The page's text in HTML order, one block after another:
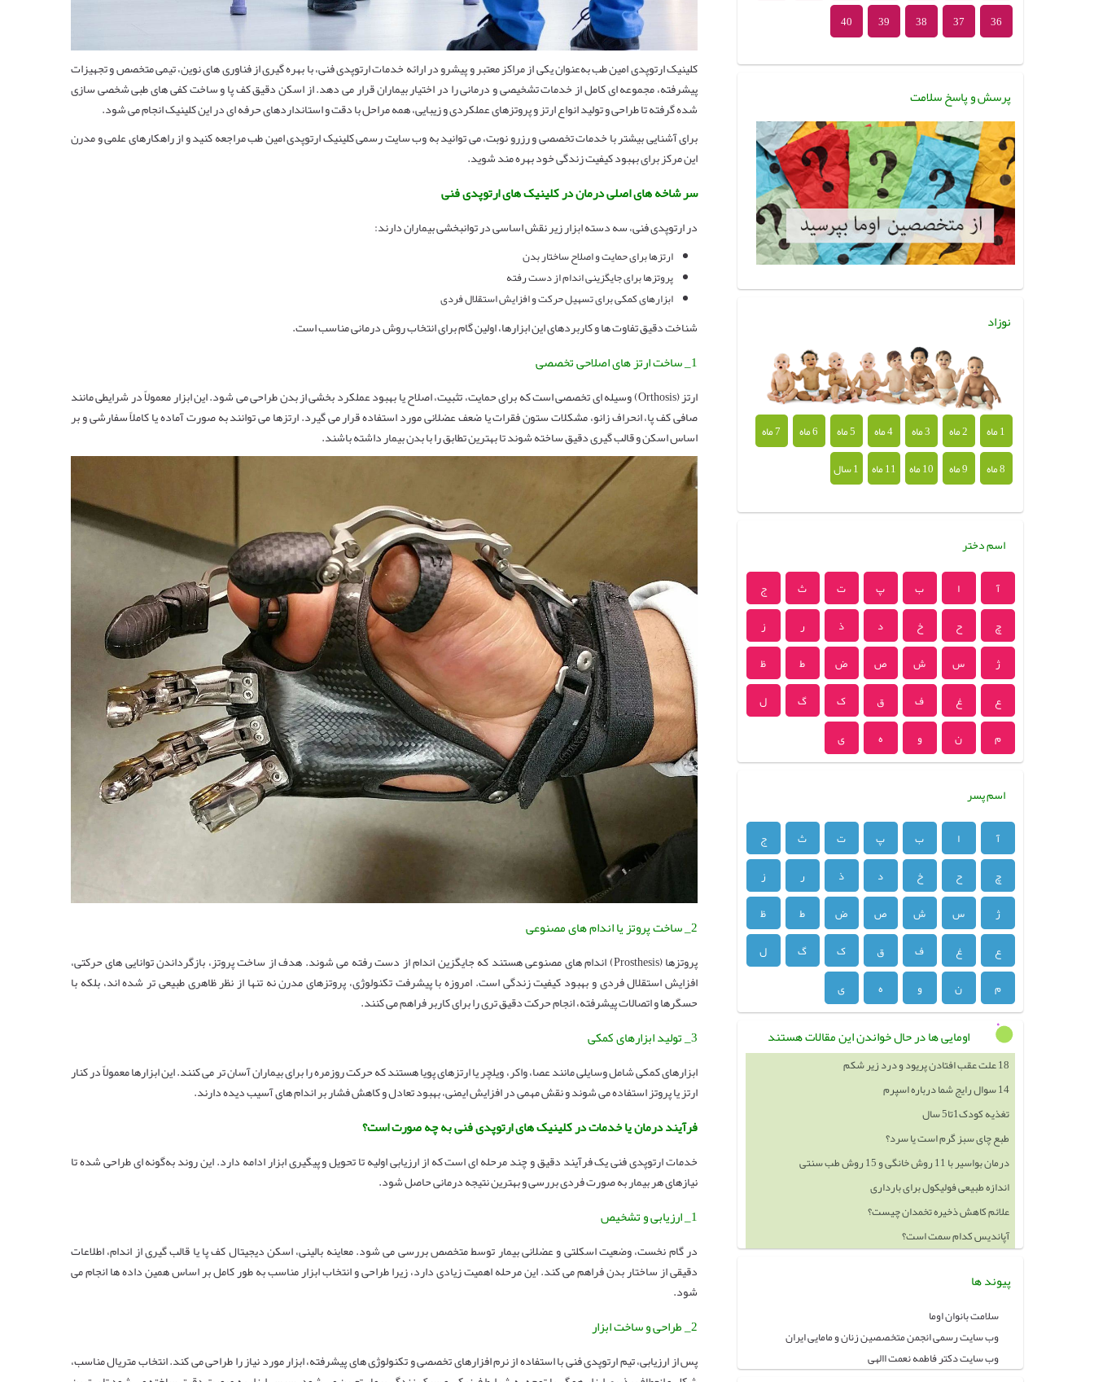
کلینیک ارتوپدی امین طب به‌عنوان یکی از مراکز معتبر و پیشرو در ارائه خدمات ارتوپدی فنی، با بهره ‌گیری از فناوری ‌های نوین، تیمی متخصص و تجهیزات
پیشرفته، مجموعه ‌ای کامل از خدمات تشخیصی و درمانی را در اختیار بیماران قرار می ‌دهد. از اسکن دقیق کف پا و ساخت کفی ‌های طبی شخصی‌ سازی
‌شده گرفته تا طراحی و تولید انواع ارتز و پروتزهای عملکردی و زیبایی، همه مراحل با دقت و استانداردهای حرفه ‌ای در این کلینیک انجام می ‌شود.
برای آشنایی بیشتر با خدمات تخصصی و رزرو نوبت، می‌ توانید به وب ‌سایت رسمی کلینیک ارتوپدی امین طب مراجعه کنید و از راهکارهای علمی و مدرن
این مرکز برای بهبود کیفیت زندگی خود بهره‌ مند شوید.
سر شاخه های اصلی درمان در کلینیک های ارتوپدی فنی
در ارتوپدی فنی، سه دسته ابزار زیر نقش اساسی در توانبخشی بیماران دارند:
ارتزها برای حمایت و اصلاح ساختار بدن
پروتزها برای جایگزینی اندام از دست ‌رفته
ابزارهای کمکی برای تسهیل حرکت و افزایش استقلال فردی
شناخت دقیق تفاوت ‌ها و کاربردهای این ابزارها، اولین گام برای انتخاب روش درمانی مناسب است.
1_ ساخت ارتز های اصلاحی تخصصی
ارتز (Orthosis) وسیله ‌ای تخصصی است که برای حمایت، تثبیت، اصلاح یا بهبود عملکرد بخشی از بدن طراحی می ‌شود. این ابزار معمولاً در شرایطی مانند
صافی کف پا، انحراف زانو، مشکلات ستون فقرات یا ضعف عضلانی مورد استفاده قرار می ‌گیرد. ارتزها می ‌توانند به ‌صورت آماده یا کاملاً سفارشی و بر
اساس اسکن و قالب‌ گیری دقیق ساخته شوند تا بهترین تطابق را با بدن بیمار داشته باشند.
2_ ساخت پروتز یا اندام های مصنوعی
پروتزها (Prosthesis) اندام‌ های مصنوعی هستند که جایگزین اندام از دست‌ رفته می ‌شوند. هدف از ساخت پروتز، بازگرداندن توانایی ‌های حرکتی،
افزایش استقلال فردی و بهبود کیفیت زندگی است. امروزه با پیشرفت تکنولوژی، پروتزهای مدرن نه‌ تنها از نظر ظاهری طبیعی‌ تر شده ‌اند، بلکه با
حسگرها و اتصالات پیشرفته، انجام حرکت دقیق‌ تری را برای کاربر فراهم می ‌کنند.
3_ تولید ابزارهای کمکی
ابزارهای کمکی شامل وسایلی مانند عصا، واکر، ویلچر یا ارتزهای پویا هستند که حرکت روزمره را برای بیماران آسان ‌تر می‌ کنند. این ابزارها معمولاً در کنار
ارتز یا پروتز استفاده می ‌شوند و نقش مهمی در افزایش ایمنی، بهبود تعادل و کاهش فشار بر اندام ‌های آسیب ‌دیده دارند.
فرآیند درمان یا خدمات در کلینیک های ارتوپدی فنی به چه صورت است؟
خدمات ارتوپدی فنی یک فرآیند دقیق و چند مرحله ‌ای است که از ارزیابی اولیه تا تحویل و پیگیری ابزار ادامه دارد. این روند به‌گونه ‌ای طراحی شده تا
نیازهای هر بیمار به‌ صورت فردی بررسی و بهترین نتیجه درمانی حاصل شود.
1_ ارزیابی و تشخیص
در گام نخست، وضعیت اسکلتی و عضلانی بیمار توسط متخصص بررسی می‌ شود. معاینه بالینی، اسکن دیجیتال کف پا یا قالب ‌گیری از اندام، اطلاعات
دقیقی از ساختار بدن فراهم می ‌کند. این مرحله اهمیت زیادی دارد، زیرا طراحی و انتخاب ابزار مناسب به‌ طور کامل بر اساس همین داده‌ ها انجام می‌
شود.
2_ طراحی و ساخت ابزار
پس از ارزیابی، تیم ارتوپدی فنی با استفاده از نرم ‌افزارهای تخصصی و تکنولوژی‌ های پیشرفته، ابزار مورد نیاز را طراحی می ‌کند. انتخاب متریال مناسب،
36
37
38
39
40
پرسش و پاسخ سلامت
نوزاد
1 ماه 2 ماه 3 ماه 4 ماه 5 ماه 6 ماه
7 ماه
8 ماه
9 ماه 10 ماه 11 ماه 1 سال
اسم دختر
آ ا ب پ ت ث
ج
چ
ح خ د ذ ر
ز
ژ
س ش ص ض ط
ظ
ع
غ ف ق ک گ
ل
م
ن و ه ی
اسم پسر
آ ا ب پ ت ث
ج
چ
ح خ د ذ ر
ز
ژ
س ش ص ض ط
ظ
ع
غ ف ق ک گ
ل
م
ن و ه ی
اومایی ها در حال خواندن این مقالات هستند
18 علت عقب افتادن پریود و درد زیر شکم
14 سوال رایج شما درباره اسپرم
تغذیه کودک1تا5 سال
طبع چای سبز گرم است یا سرد؟
درمان بواسیر با 11 روش خانگی و 15 روش طب سنتی
اندازه طبیعی فولیکول برای بارداری
علائم کاهش ذخیره تخمدان چیست؟
آپاندیس کدام سمت است؟
پیوند ها
سلامت بانوان اوما
وب سایت رسمی انجمن متخصصین زنان و مامایی ایران
وب سایت دکتر فاطمه نعمت االهی